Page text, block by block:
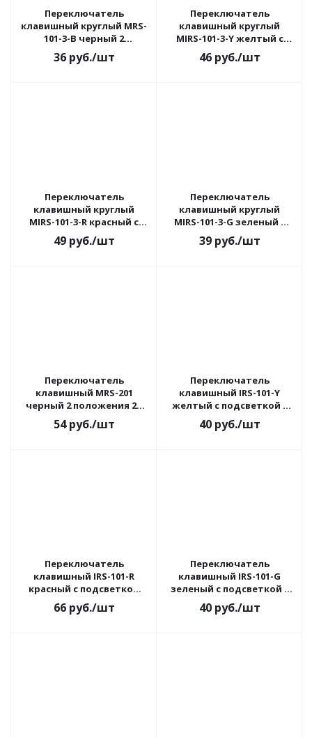
Переключатель
клавишный круглый MRS-
101-3-B черный 2
положения 1з TDM
36руб./шт
Переключатель
клавишный круглый
MIRS-101-3-Y желтый с
подсветкой 2 положения
1з TDM
46руб./шт
Переключатель
клавишный круглый
MIRS-101-3-R красный с
подсветкой 2 положения
1з TDM
49руб./шт
Переключатель
клавишный круглый
MIRS-101-3-G зеленый с
подсветкой 2 положения
1з TDM
39руб./шт
Переключатель
клавишный MRS-201
черный 2 положения 2з
TDM
54руб./шт
Переключатель
клавишный IRS-101-Y
желтый с подсветкой 2
положения 1з TDM
40руб./шт
Переключатель
клавишный IRS-101-R
красный с подсветкой
двойной 2 положения
1з+1з TDM
66руб./шт
Переключатель
клавишный IRS-101-G
зеленый с подсветкой 2
положения 1з TDM
40руб./шт